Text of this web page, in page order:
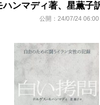
ハンマディ著、星薫子
公開： 24/07/24 06:00